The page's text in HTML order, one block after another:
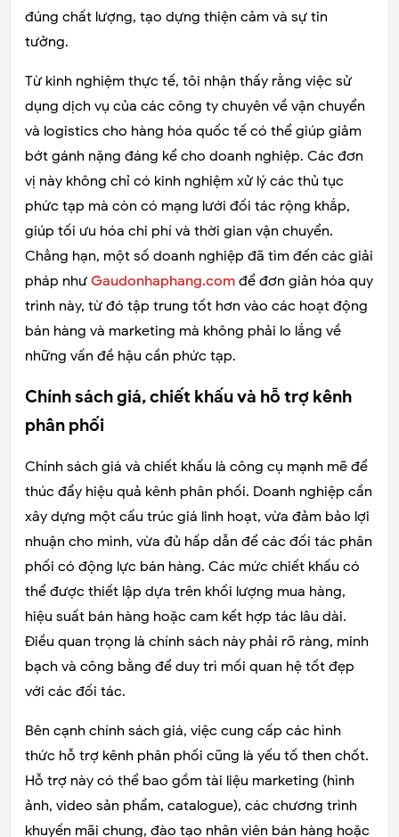
đúng chất lượng, tạo dựng thiện cảm và sự tin
tưởng.
Từ kinh nghiệm thực tế, tôi nhận thấy rằng việc sử
dụng dịch vụ của các công ty chuyên về vận chuyển
và logistics cho hàng hóa quốc tế có thể giúp giảm
bớt gánh nặng đáng kể cho doanh nghiệp. Các đơn
vị này không chỉ có kinh nghiệm xử lý các thủ tục
phức tạp mà còn có mạng lưới đối tác rộng khắp,
giúp tối ưu hóa chi phí và thời gian vận chuyển.
Chẳng hạn, một số doanh nghiệp đã tìm đến các giải
pháp như Gaudonhaphang.com để đơn giản hóa quy
trình này, từ đó tập trung tốt hơn vào các hoạt động
bán hàng và marketing mà không phải lo lắng về
những vấn đề hậu cần phức tạp.
Chính sách giá, chiết khấu và hỗ trợ kênh
phân phối
Chính sách giá và chiết khấu là công cụ mạnh mẽ để
thúc đẩy hiệu quả kênh phân phối. Doanh nghiệp cần
xây dựng một cấu trúc giá linh hoạt, vừa đảm bảo lợi
nhuận cho mình, vừa đủ hấp dẫn để các đối tác phân
phối có động lực bán hàng. Các mức chiết khấu có
thể được thiết lập dựa trên khối lượng mua hàng,
hiệu suất bán hàng hoặc cam kết hợp tác lâu dài.
Điều quan trọng là chính sách này phải rõ ràng, minh
bạch và công bằng để duy trì mối quan hệ tốt đẹp
với các đối tác.
Bên cạnh chính sách giá, việc cung cấp các hình
thức hỗ trợ kênh phân phối cũng là yếu tố then chốt.
Hỗ trợ này có thể bao gồm tài liệu marketing (hình
ảnh, video sản phẩm, catalogue), các chương trình
khuyến mãi chung, đào tạo nhân viên bán hàng hoặc